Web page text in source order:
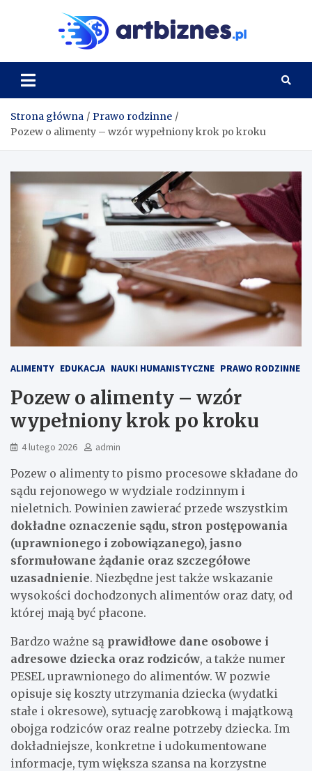
Strona główna
Prawo rodzinne
Pozew o alimenty – wzór wypełniony krok po kroku
ALIMENTY EDUKACJA NAUKI HUMANISTYCZNE PRAWO RODZINNE
Pozew o alimenty – wzór
wypełniony krok po kroku
4 lutego 2026 admin
Pozew o alimenty to pismo procesowe składane do
sądu rejonowego w wydziale rodzinnym i
nieletnich. Powinien zawierać przede wszystkim
dokładne oznaczenie sądu, stron postępowania
(uprawnionego i zobowiązanego), jasno
sformułowane żądanie oraz szczegółowe
uzasadnienie. Niezbędne jest także wskazanie
wysokości dochodzonych alimentów oraz daty, od
której mają być płacone.
Bardzo ważne są prawidłowe dane osobowe i
adresowe dziecka oraz rodziców, a także numer
PESEL uprawnionego do alimentów. W pozwie
opisuje się koszty utrzymania dziecka (wydatki
stałe i okresowe), sytuację zarobkową i majątkową
obojga rodziców oraz realne potrzeby dziecka. Im
dokładniejsze, konkretne i udokumentowane
informacje, tym większa szansa na korzystne